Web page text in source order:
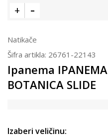
Natikače
Šifra artikla: 26761-22143
Ipanema IPANEMA
BOTANICA SLIDE
Izaberi veličinu: